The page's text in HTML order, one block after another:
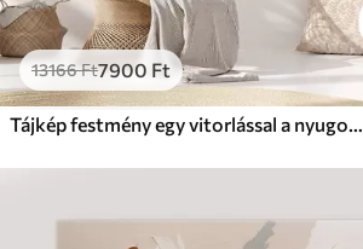
13166Ft7900 Ft
Tájkép festmény egy vitorlással a nyugodt tengeren, narancssárga és sárga égbolt, távoli hegyek